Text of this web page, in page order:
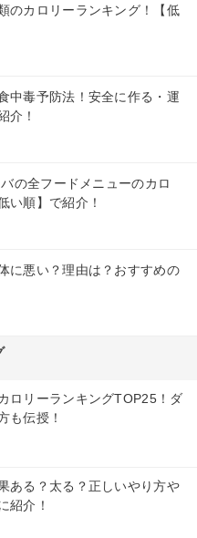
のカロリーランキング！【低
中毒予防法！安全に作る・運
介！
の全フードメニューのカロ
い順】で紹介！
に悪い？理由は？おすすめの
ロリーランキングTOP25！ダ
も伝授！
ある？太る？正しいやり方や
紹介！